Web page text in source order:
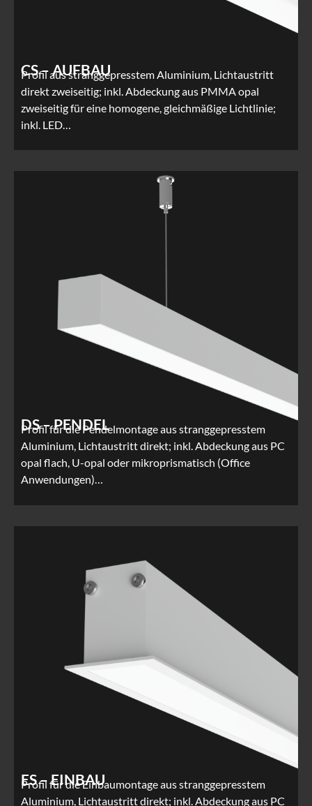
CS – AUFBAU
Profil aus stranggepresstem Aluminium, Lichtaustritt
direkt zweiseitig; inkl. Abdeckung aus PMMA opal
zweiseitig für eine homogene, gleichmäßige Lichtlinie;
inkl. LED…
DS – PENDEL
Profil für die Pendelmontage aus stranggepresstem
Aluminium, Lichtaustritt direkt; inkl. Abdeckung aus PC
opal flach, U-opal oder mikroprismatisch (Office
Anwendungen)…
ES – EINBAU
Profil für die Einbaumontage aus stranggepresstem
Aluminium, Lichtaustritt direkt; inkl. Abdeckung aus PC